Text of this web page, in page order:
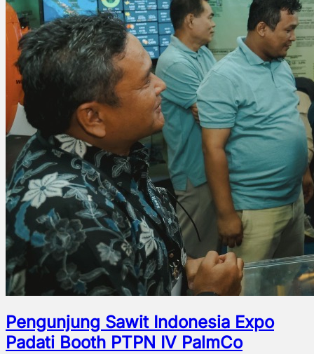
Pengunjung Sawit Indonesia Expo
Padati Booth PTPN IV PalmCo